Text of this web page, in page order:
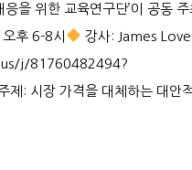
을 위한 교육연구단’이 공동
후 6-8시
강사: James
j/81760482494?
제: 시장 가격을 대체하는 대안